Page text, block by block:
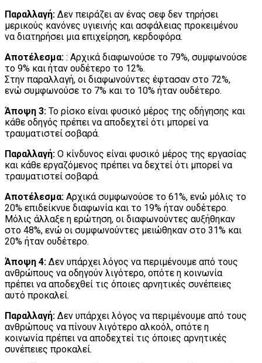
Παραλλαγή: Δεν πειράζει αν ένας σεφ δεν τηρήσει
μερικούς κανόνες υγιεινής και ασφάλειας προκειμένου
να διατηρήσει μια επιχείρηση, κερδοφόρα.
Αποτέλεσμα: : Αρχικά διαφωνούσε το 79%, συμφωνούσε
το 9% και ήταν ουδέτερο το 12%.
Στην παραλλαγή, οι διαφωνούντες έφτασαν στο 72%,
ενώ συμφωνούσε το 7% και το 10% ήταν ουδέτερο.
Άποψη 3: Το ρίσκο είναι φυσικό μέρος της οδήγησης και
κάθε οδηγός πρέπει να αποδεχτεί ότι μπορεί να
τραυματιστεί σοβαρά.
Παραλλαγή: Ο κίνδυνος είναι φυσικό μέρος της εργασίας
και κάθε εργαζόμενος πρέπει να δεχτεί ότι μπορεί να
τραυματιστεί σοβαρά.
Αποτέλεσμα: Αρχικά συμφωνούσε το 61%, ενώ μόλις το
20% επιδείκνυε διαφωνία και το 19% ήταν ουδέτερο.
Μόλις άλλαξε η ερώτηση, οι διαφωνούντες αυξήθηκαν
στο 48%, ενώ οι συμφωνούντες μειώθηκαν στο 31% και
20% ήταν ουδέτερο.
Άποψη 4: Δεν υπάρχει λόγος να περιμένουμε από τους
ανθρώπους να οδηγούν λιγότερο, οπότε η κοινωνία
πρέπει να αποδεχθεί τις όποιες αρνητικές συνέπειες
αυτό προκαλεί.
Παραλλαγή: Δεν υπάρχει λόγος να περιμένουμε από τους
ανθρώπους να πίνουν λιγότερο αλκοόλ, οπότε η
κοινωνία πρέπει να αποδεχτεί τις όποιες αρνητικές
συνέπειες προκαλεί.